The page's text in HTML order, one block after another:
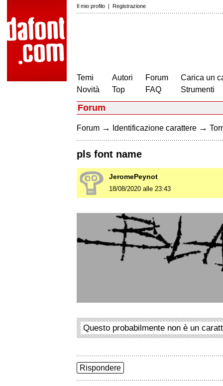
Il mio profilo | Registrazione
Temi
Novità
Autori
Top
Forum
FAQ
Carica un
Strumenti
Forum
Forum → Identificazione carattere →
pls font name
JeromePeynot
18/08/2020 alle 23:43
Questo probabilmente non è un
Rispondere